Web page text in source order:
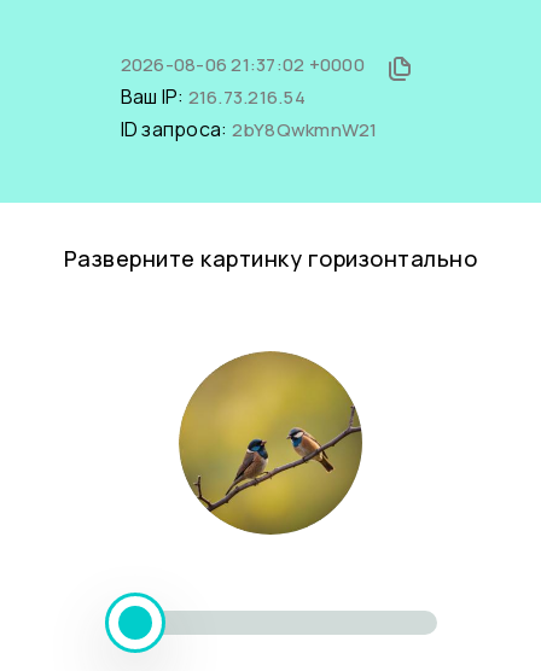
2026-08-06 21:37:02 +0000
Ваш IP: 216.73.216.54
ID запроса: 2bY8QwkmnW21
Разверните картинку горизонтально